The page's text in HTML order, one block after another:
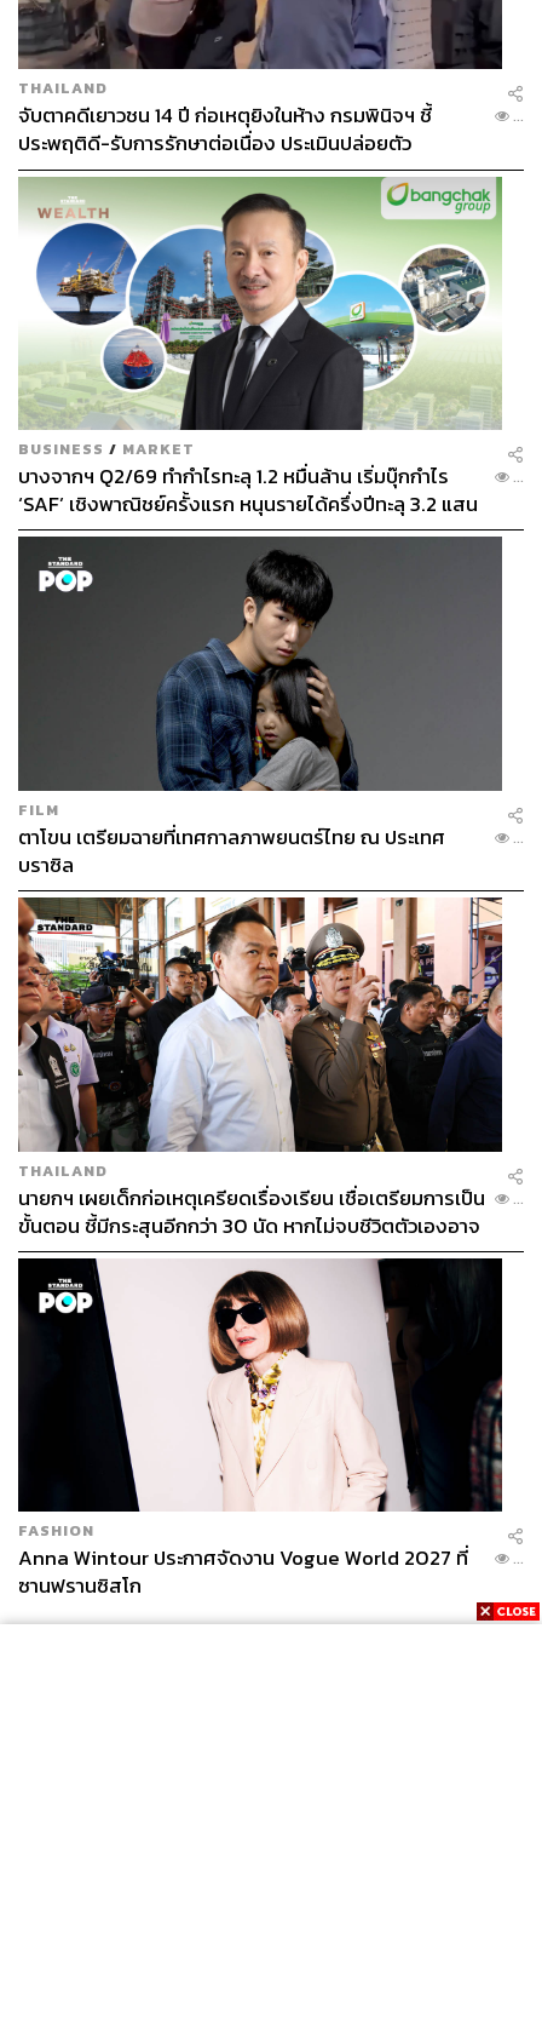
THAILAND
จับตาคดีเยาวชน 14 ปี ก่อเหตุยิงในห้าง กรมพินิจฯ ชี้
ประพฤติดี-รับการรักษาต่อเนื่อง ประเมินปล่อยตัว
...
BUSINESS / MARKET
บางจากฯ Q2/69 ทำกำไรทะลุ 1.2 หมื่นล้าน เริ่มบุ๊กกำไร
‘SAF’ เชิงพาณิชย์ครั้งแรก หนุนรายได้ครึ่งปีทะลุ 3.2 แสน
ล้าน
...
FILM
ตาโขน เตรียมฉายที่เทศกาลภาพยนตร์ไทย ณ ประเทศ
บราซิล
...
THAILAND
นายกฯ เผยเด็กก่อเหตุเครียดเรื่องเรียน เชื่อเตรียมการเป็น
ขั้นตอน ชี้มีกระสุนอีกกว่า 30 นัด หากไม่จบชีวิตตัวเองอาจ
สูญเสียเพิ่ม
...
FASHION
Anna Wintour ประกาศจัดงาน Vogue World 2027 ที่
ซานฟรานซิสโก
...